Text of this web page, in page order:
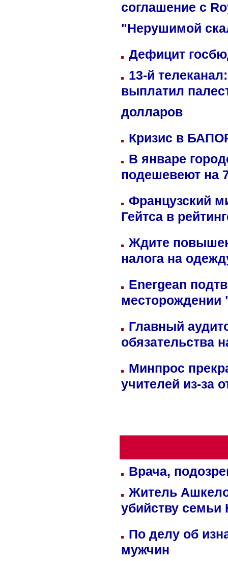
соглашение с
"Нерушимой
Дефицит
13-й
выплатил
долларов
Кризис в
В январе
подешевеют на
Французский
Гейтса в
Ждите
налога на
Energean
Главный
обязательства
Минпрос
учителей из-за
Врача,
Житель
убийству семьи
По делу об
мужчин